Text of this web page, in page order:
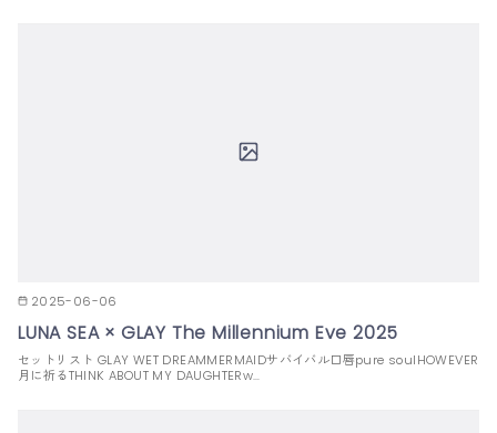
2025-06-06
LUNA SEA × GLAY The Millennium Eve 2025
セットリスト GLAY WET DREAMMERMAIDサバイバル口唇pure soulHOWEVER
月に祈るTHINK ABOUT MY DAUGHTERw…